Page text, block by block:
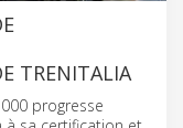
TRENITALIA
progresse